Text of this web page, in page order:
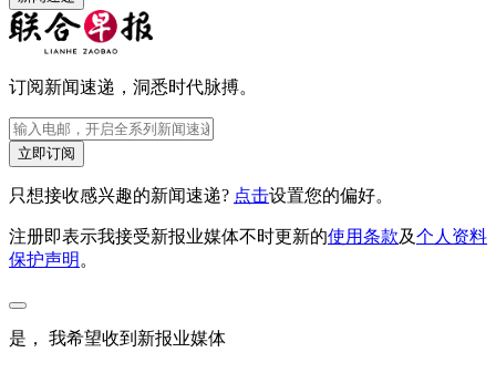
订阅新闻速递，洞悉时代脉搏。
立即订阅
只想接收感兴趣的新闻速递? 点击设置您的偏好。
注册即表示我接受新报业媒体不时更新的使用条款及个人资料
保护声明 。
是， 我希望收到新报业媒体